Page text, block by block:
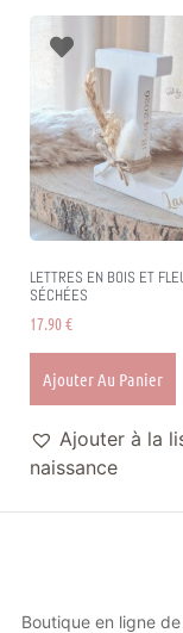
LETTRES EN BOIS ET
SÉCHÉES
17.90€
Ajouter Au Panier
Ajouter à la
naissance
Boutique en ligne